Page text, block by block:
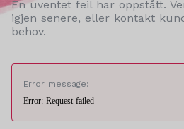
En uventet feil har oppstått.
igjen senere, eller kontakt
behov.
Error message:
Error: Request failed